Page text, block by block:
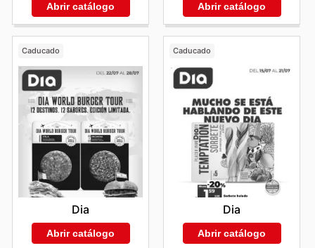
Abrir catálogo Abrir catálogo
Caducado
Dia
Abrir catálogo
Caducado
Dia
Abrir catálogo